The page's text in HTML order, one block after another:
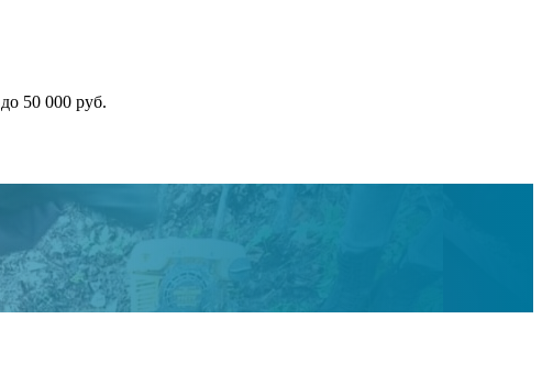
50 000 руб.